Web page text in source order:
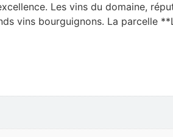
Les vins du domaine,
vins bourguignons. La parcelle